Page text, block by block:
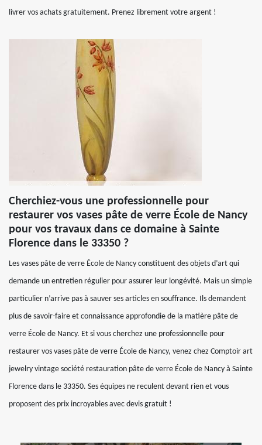
livrer vos achats gratuitement. Prenez librement votre argent !
Cherchiez-vous une professionnelle pour
restaurer vos vases pâte de verre École de Nancy
pour vos travaux dans ce domaine à Sainte
Florence dans le 33350 ?
Les vases pâte de verre École de Nancy constituent des objets d’art qui
demande un entretien régulier pour assurer leur longévité. Mais un simple
particulier n’arrive pas à sauver ses articles en souffrance. Ils demandent
plus de savoir-faire et connaissance approfondie de la matière pâte de
verre École de Nancy. Et si vous cherchez une professionnelle pour
restaurer vos vases pâte de verre École de Nancy, venez chez Comptoir art
jewelry vintage société restauration pâte de verre École de Nancy à Sainte
Florence dans le 33350. Ses équipes ne reculent devant rien et vous
proposent des prix incroyables avec devis gratuit !